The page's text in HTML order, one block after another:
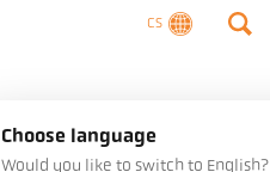
CS
Kontaktujte nás
Choose language
Would you like to switch to English?